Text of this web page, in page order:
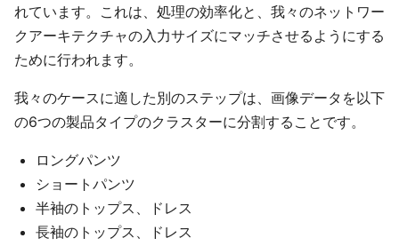
れています。これは、処理の効率化と、我々のネットワー
クアーキテクチャの入力サイズにマッチさせるようにする
ために行われます。
我々のケースに適した別のステップは、画像データを以下
の6つの製品タイプのクラスターに分割することです。
ロングパンツ
ショートパンツ
半袖のトップス、ドレス
長袖のトップス、ドレス